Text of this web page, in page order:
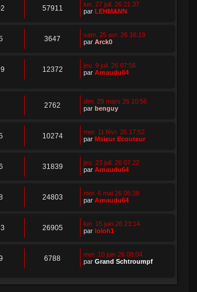
57911
lun. 27 juil. 26 21:37
par LEHMANN
3647
sam. 25 avr. 26 16:19
parArck0
12372
jeu. 9 juil. 26 07:56
parArnaudu64
2762
dim. 29 mars 26 10:56
par benguy
10274
mer. 11 févr. 26 17:52
par Msieur Ecouteur
31839
jeu. 23 juil. 26 07:22
parArnaudu64
24803
mer. 6 mai 26 06:38
parArnaudu64
26905
lun. 15 juin 26 23:14
par loloh1
6788
mer. 10 juin 26 08:04
parGrand Schtroumpf